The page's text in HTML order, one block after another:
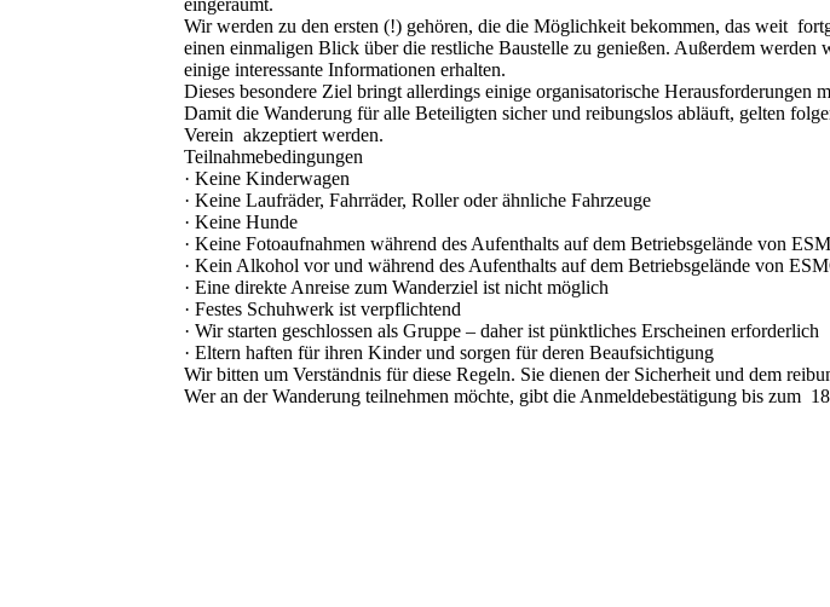
Wir werden zu den ersten (!) gehören, die die Möglichkeit bekommen, das weit
einen einmaligen Blick über die restliche Baustelle zu genießen. Außerdem werden
einige interessante Informationen erhalten.
Dieses besondere Ziel bringt allerdings einige organisatorische Herausforderungen
Damit die Wanderung für alle Beteiligten sicher und reibungslos abläuft, gelten
Verein akzeptiert werden.
Teilnahmebedingungen
· Keine Kinderwagen
· Keine Laufräder, Fahrräder, Roller oder ähnliche Fahrzeuge
· Keine Hunde
· Keine Fotoaufnahmen während des Aufenthalts auf dem Betriebsgelände von
· Kein Alkohol vor und während des Aufenthalts auf dem Betriebsgelände von
· Eine direkte Anreise zum Wanderziel ist nicht möglich
· Festes Schuhwerk ist verpflichtend
· Wir starten geschlossen als Gruppe – daher ist pünktliches Erscheinen erforderlich
· Eltern haften für ihren Kinder und sorgen für deren Beaufsichtigung
Wir bitten um Verständnis für diese Regeln. Sie dienen der Sicherheit und dem
Wer an der Wanderung teilnehmen möchte, gibt die Anmeldebestätigung bis zum